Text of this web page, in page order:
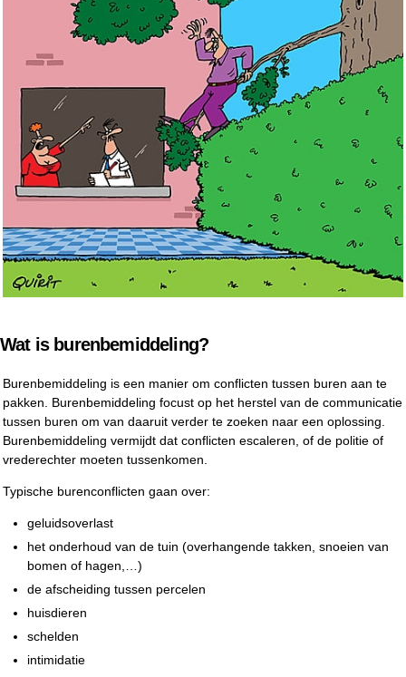
Wat is burenbemiddeling?
Burenbemiddeling is een manier om conflicten tussen buren aan te
pakken. Burenbemiddeling focust op het herstel van de communicatie
tussen buren om van daaruit verder te zoeken naar een oplossing.
Burenbemiddeling vermijdt dat conflicten escaleren, of de politie of
vrederechter moeten tussenkomen.
Typische burenconflicten gaan over:
geluidsoverlast
het onderhoud van de tuin (overhangende takken, snoeien van
bomen of hagen,…)
de afscheiding tussen percelen
huisdieren
schelden
intimidatie